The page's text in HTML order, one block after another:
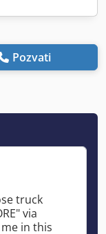
Pozvati